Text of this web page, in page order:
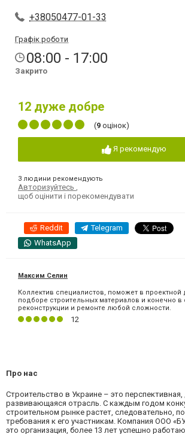
+38050477-01-33
Графік роботи
08:00 - 17:00
Закрито
12 дуже добре
(9 оцінок)
Я рекомендую
3 людини рекомендують
Авторизуйтесь
щоб оцінити і порекомендувати
Reddit Telegram
WhatsApp
Максим Селин
Коллектив специалистов, поможет в проектной
подборе строительных материалов и конечно в
реконструкции и ремонте любой сложности.
12
Про нас
Строительство в Украине – это
развивающаяся отрасль. С каждым годом
строительном рынке растет, следовательно,
требования к его участникам. Компания ООО
это организация, более 13 лет успешно